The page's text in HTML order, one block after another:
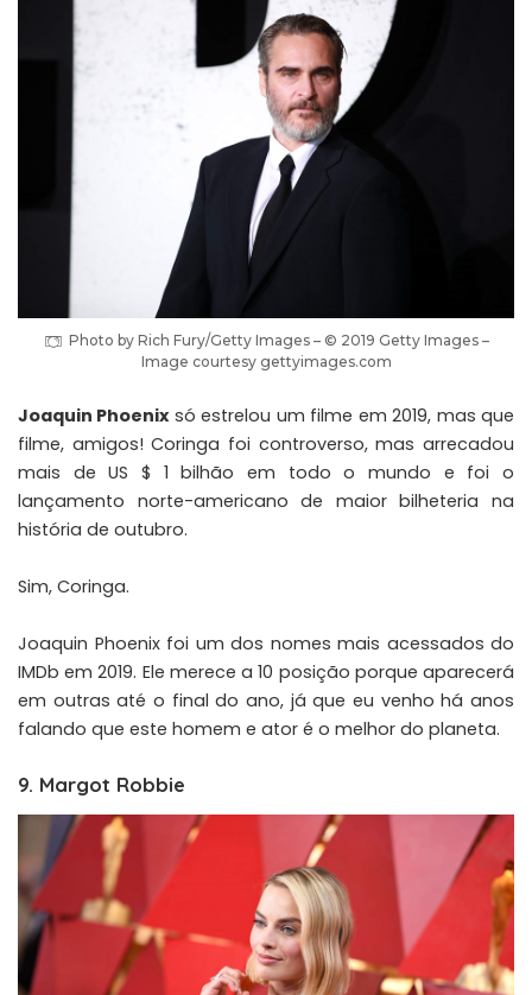
Photo by Rich Fury/Getty Images – © 2019 Getty Images –
Image courtesy gettyimages.com
Joaquin Phoenixsó estrelou um filme em 2019, mas que
filme, amigos! Coringa foi controverso, mas arrecadou
mais de US $ 1 bilhão em todo o mundo e foi o
lançamento norte-americano de maior bilheteria na
história de outubro.
Sim, Coringa.
Joaquin Phoenix foi um dos nomes mais acessados do
IMDb em 2019. Ele merece a 10 posição porque aparecerá
em outras até o final do ano, já que eu venho há anos
falando que este homem e ator é o melhor do planeta.
9. Margot Robbie